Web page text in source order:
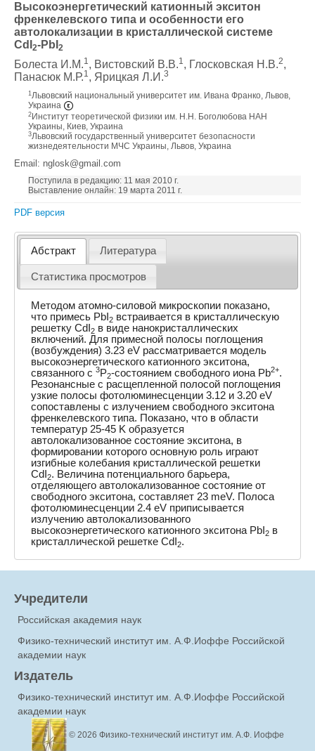
Высокоэнергетический катионный экситон
френкелевского типа и особенности его
автолокализации в кристаллической системе
CdI 2-PbI 2
Болеста И.М.1, Вистовский В.В.1, Глосковская Н.В.2,
Панасюк М.Р.1, Ярицкая Л.И.3
1 Львовский национальный университет им. Ивана Франко, Львов,
Украина
2 Институт теоретической физики им. Н.Н. Боголюбова НАН
Украины, Киев, Украина
3Львовский государственный университет безопасности
жизнедеятельности МЧС Украины, Львов, Украина
Email: nglosk@gmail.com
Поступила в редакцию: 11 мая 2010 г.
Выставление онлайн: 19 марта 2011 г.
PDF версия
Абстракт Литература
Статистика просмотров
Методом атомно-силовой микроскопии показано,
что примесь PbI2 встраивается в кристаллическую
решетку CdI2 в виде нанокристаллических
включений. Для примесной полосы поглощения
(возбуждения) 3.23 eV рассматривается модель
высокоэнергетического катионного экситона,
связанного с3P2-состоянием свободного иона Pb2+.
Резонансные с расщепленной полосой поглощения
узкие полосы фотолюминесценции 3.12 и 3.20 eV
сопоставлены с излучением свободного экситона
френкелевского типа. Показано, что в области
температур 25-45 K образуется
автолокализованное состояние экситона, в
формировании которого основную роль играют
изгибные колебания кристаллической решетки
CdI2. Величина потенциального барьера,
отделяющего автолокализованное состояние от
свободного экситона, составляет 23 meV. Полоса
фотолюминесценции 2.4 eV приписывается
излучению автолокализованного
высокоэнергетического катионного экситона PbI2 в
кристаллической решетке CdI2.
Учредители
Российская академия наук
Физико-технический институт им. А.Ф.Иоффе Российской
академии наук
Издатель
Физико-технический институт им. А.Ф.Иоффе Российской
академии наук
© 2026 Физико-технический институт им. А.Ф. Иоффе